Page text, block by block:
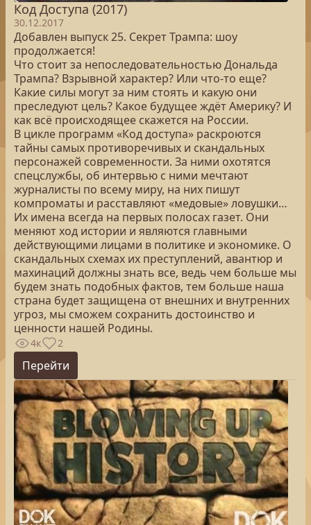
Код Доступа (2017)
30.12.2017
Добавлен выпуск 25. Секрет Трампа: шоу
продолжается!
Что стоит за непоследовательностью Дональда
Трампа? Взрывной характер? Или что-то еще?
Какие силы могут за ним стоять и какую они
преследуют цель? Какое будущее ждёт Америку? И
как всё происходящее скажется на России.
В цикле программ «Код доступа» раскроются
тайны самых противоречивых и скандальных
персонажей современности. За ними охотятся
спецслужбы, об интервью с ними мечтают
журналисты по всему миру, на них пишут
компроматы и расставляют «медовые» ловушки…
Их имена всегда на первых полосах газет. Они
меняют ход истории и являются главными
действующими лицами в политике и экономике. О
скандальных схемах их преступлений, авантюр и
махинаций должны знать все, ведь чем больше мы
будем знать подобных фактов, тем больше наша
страна будет защищена от внешних и внутренних
угроз, мы сможем сохранить достоинство и
ценности нашей Родины.
4к 2
Перейти